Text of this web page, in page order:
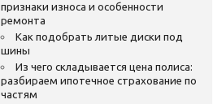
признаки износа и особенности
ремонта
Как подобрать литые диски под
шины
Из чего складывается цена полиса:
разбираем ипотечное страхование по
частям